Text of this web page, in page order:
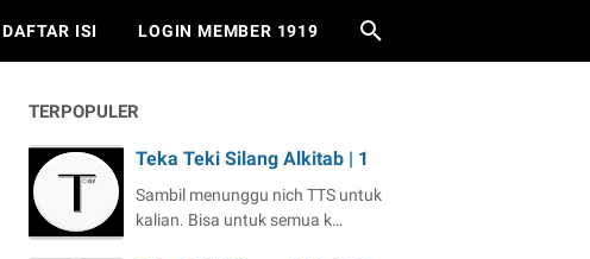
DAFTAR ISI LOGIN MEMBER 1919
TERPOPULER
Teka Teki Silang Alkitab | 1
Sambil menunggu nich TTS untuk
kalian. Bisa untuk semua k…